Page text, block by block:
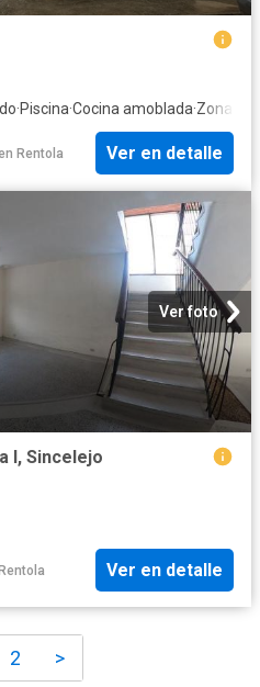
·Piscina·Cocina amoblada·Zona de
Rentola Ver en detalle
Ver foto
I, Sincelejo
Ver en detalle
2 >